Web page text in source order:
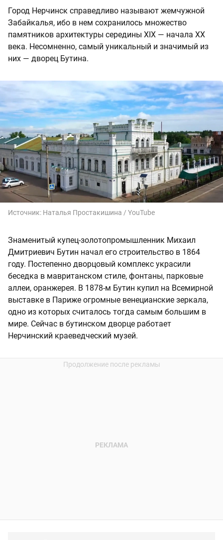
Город Нерчинск справедливо называют жемчужной
Забайкалья, ибо в нем сохранилось множество
памятников архитектуры середины XIX — начала XX
века. Несомненно, самый уникальный и значимый из
них — дворец Бутина.
Источник: Наталья Простакишина / YouTube
Знаменитый купец-золотопромышленник Михаил
Дмитриевич Бутин начал его строительство в 1864
году. Постепенно дворцовый комплекс украсили
беседка в мавританском стиле, фонтаны, парковые
аллеи, оранжерея. В 1878-м Бутин купил на Всемирной
выставке в Париже огромные венецианские зеркала,
одно из которых считалось тогда самым большим в
мире. Сейчас в бутинском дворце работает
Нерчинский краеведческий музей.